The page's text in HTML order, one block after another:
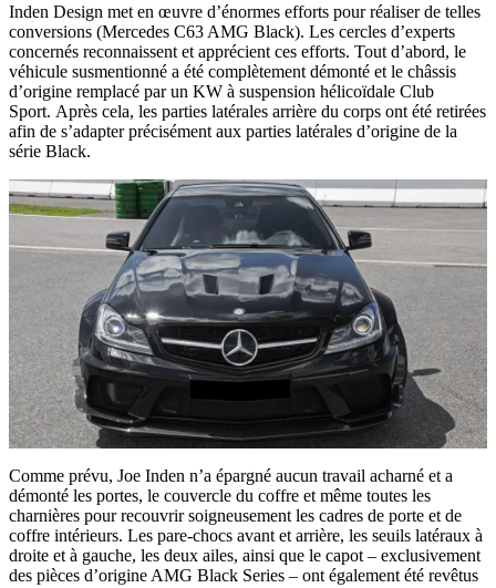
Inden Design met en œuvre d’énormes efforts pour réaliser de telles
conversions (Mercedes C63 AMG Black). Les cercles d’experts
concernés reconnaissent et apprécient ces efforts. Tout d’abord, le
véhicule susmentionné a été complètement démonté et le châssis
d’origine remplacé par un KW à suspension hélicoïdale Club
Sport. Après cela, les parties latérales arrière du corps ont été retirées
afin de s’adapter précisément aux parties latérales d’origine de la
série Black.
Comme prévu, Joe Inden n’a épargné aucun travail acharné et a
démonté les portes, le couvercle du coffre et même toutes les
charnières pour recouvrir soigneusement les cadres de porte et de
coffre intérieurs. Les pare-chocs avant et arrière, les seuils latéraux à
droite et à gauche, les deux ailes, ainsi que le capot – exclusivement
des pièces d’origine AMG Black Series – ont également été revêtus